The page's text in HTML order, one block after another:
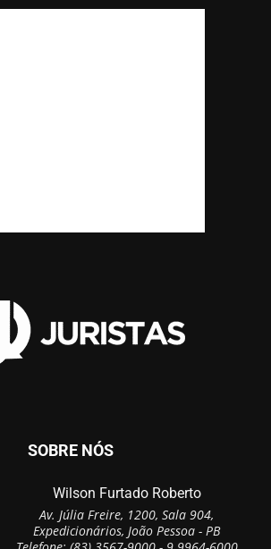
SOBRE NÓS
Wilson Furtado Roberto
Av. Júlia Freire, 1200, Sala 904,
Expedicionários, João Pessoa - PB